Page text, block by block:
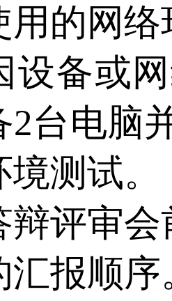
用的网
设备或
2台电脑
测试。
辩评审
汇报顺